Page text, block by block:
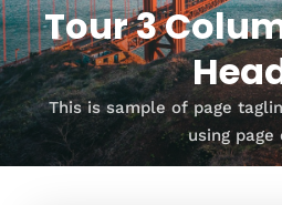
Tour 3
This is sample of page
using page